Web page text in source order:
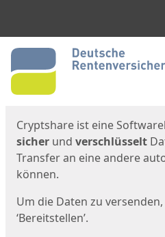
Start
Cryptshare ist eine
sicher und verschlüsselt
Transfer an eine andere
können.
Um die Daten zu
‘Bereitstellen’.